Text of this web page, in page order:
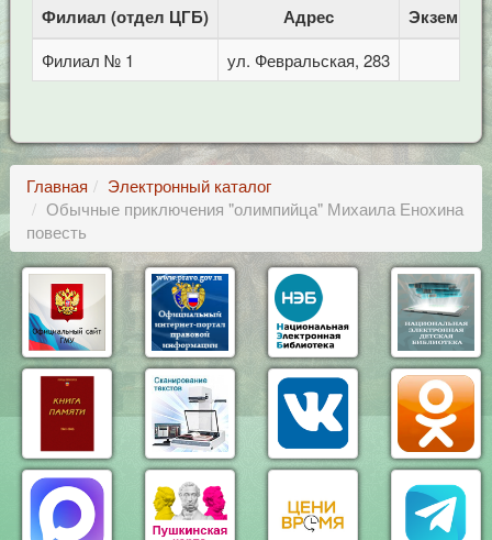
Филиал (отдел ЦГБ) Адрес
Филиал № 1 ул. Февральская, 283
Главная
Электронный каталог
Обычные приключения "олимпийца" Михаила Енохина
повесть